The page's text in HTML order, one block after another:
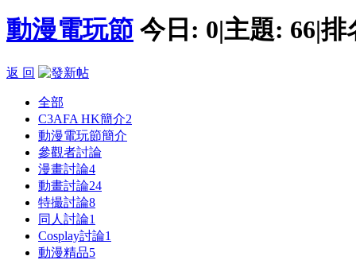
動漫電玩節 今日: 0|主題: 66|排
返 回
全部
C3AFA HK簡介2
動漫電玩節簡介
參觀者討論
漫畫討論4
動畫討論24
特撮討論8
同人討論1
Cosplay討論1
動漫精品5